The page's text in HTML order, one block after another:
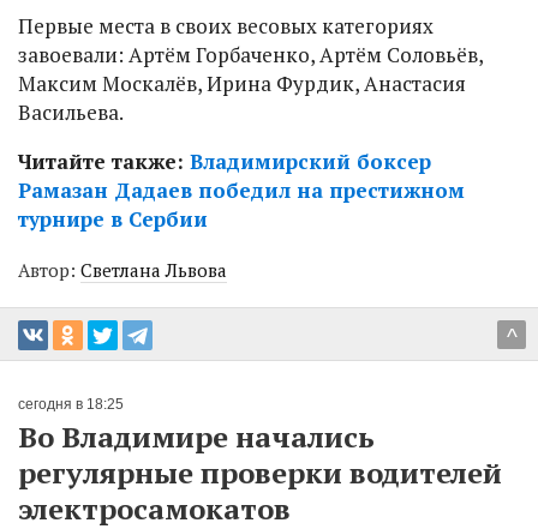
Первые места в своих весовых категориях
завоевали: Артём Горбаченко, Артём Соловьёв,
Максим Москалёв, Ирина Фурдик, Анастасия
Васильева.
Читайте также: Владимирский боксер
Рамазан Дадаев победил на престижном
турнире в Сербии
Автор: Светлана Львова
^
сегодня в 18:25
Во Владимире начались
регулярные проверки водителей
электросамокатов